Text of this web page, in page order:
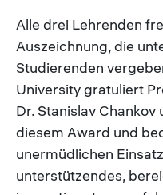
Alle drei Lehrenden
Auszeichnung, die
Studierenden
University gratuliert
Dr. Stanislav Chankov
diesem Award und
unermüdlichen
unterstützendes,